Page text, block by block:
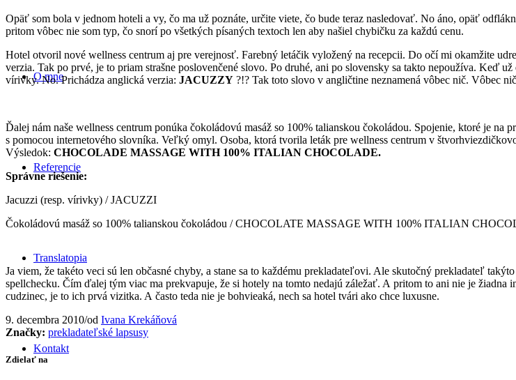
O mne
Referencie
Translatopia
Kontakt
Opäť som bola v jednom hoteli a vy, čo ma už poznáte, určite viete, čo bude teraz nasledovať. No áno, opäť
pritom vôbec nie som typ, čo snorí po všetkých písaných textoch len aby našiel chybičku za každú cenu.
Hotel otvoril nové wellness centrum aj pre verejnosť. Farebný letáčik vyložený na recepcii. Do očí mi okamžite
verzia. Tak po prvé, je to priam strašne poslovenčené slovo. Po druhé, ani po slovensky sa takto nepoužíva. Keď
vírivky. No. Prichádza anglická verzia: JACUZZY ?!? Tak toto slovo v angličtine neznamená vôbec nič. Vôbec
Ďalej nám naše wellness centrum ponúka čokoládovú masáž so 100% talianskou čokoládou. Spojenie, ktoré je
s pomocou internetového slovníka. Veľký omyl. Osoba, ktorá tvorila leták pre wellness centrum v
Výsledok: CHOCOLADE MASSAGE WITH 100% ITALIAN CHOCOLADE.
Správne riešenie:
Jacuzzi (resp. vírivky) / JACUZZI
Čokoládovú masáž so 100% talianskou čokoládou / CHOCOLATE MASSAGE WITH 100% ITALIAN
Ja viem, že takéto veci sú len občasné chyby, a stane sa to každému prekladateľovi. Ale skutočný prekladateľ
spellchecku. Čím ďalej tým viac ma prekvapuje, že si hotely na tomto nedajú záležať. A pritom to ani nie je
cudzinec, je to ich prvá vizitka. A často teda nie je bohvieaká, nech sa hotel tvári ako chce luxusne.
9. decembra 2010/od Ivana Krekáňová
Značky: prekladateľské lapsusy
Zdielať na